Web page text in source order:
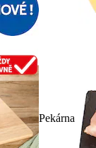
Pekárna